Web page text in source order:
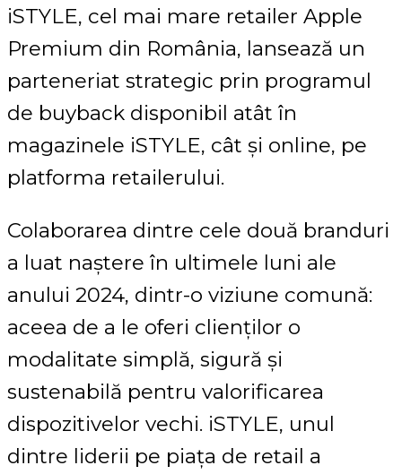
iSTYLE, cel mai mare retailer Apple
Premium din România, lansează un
parteneriat strategic prin programul
de buyback disponibil atât în
magazinele iSTYLE, cât și online, pe
platforma retailerului.
Colaborarea dintre cele două branduri
a luat naștere în ultimele luni ale
anului 2024, dintr-o viziune comună:
aceea de a le oferi clienților o
modalitate simplă, sigură și
sustenabilă pentru valorificarea
dispozitivelor vechi. iSTYLE, unul
dintre liderii pe piața de retail a